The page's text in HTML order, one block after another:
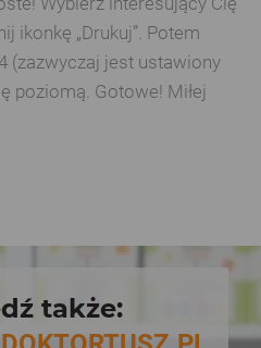
ikonkę „Drukuj”. Potem
(zazwyczaj jest ustawiony
poziomą. Gotowe! Miłej
także: